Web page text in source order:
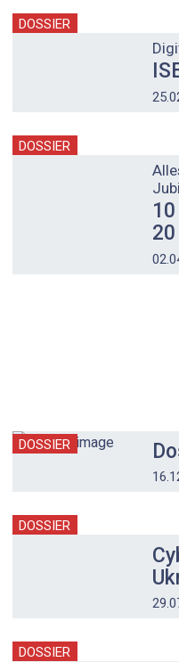
DOSSIER
DOSSIER
DOSSIER
DOSSIER
DOSSIER